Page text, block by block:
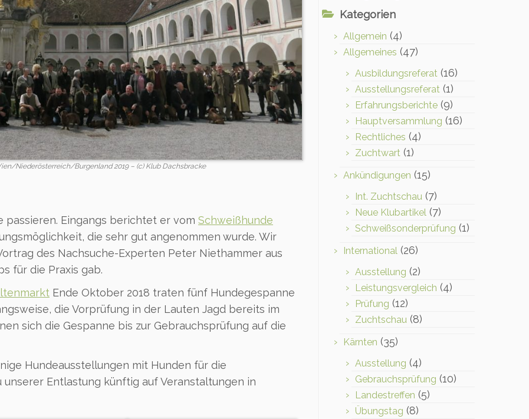
Niederösterreich/Burgenland 2019 – (c) Klub Dachsbracke
passieren. Eingangs berichtet er vom Schweißhunde
die sehr gut angenommen wurde. Wir
des Nachsuche-Experten Peter Niethammer aus
für die Praxis gab.
Ende Oktober 2018 traten fünf Hundegespanne
die Vorprüfung in der Lauten Jagd bereits im
sich die Gespanne bis zur Gebrauchsprüfung auf die
Hundeausstellungen mit Hunden für die
Entlastung künftig auf Veranstaltungen in
Kategorien
Allgemein (4)
Allgemeines (47)
Ausbildungsreferat (16)
Ausstellungsreferat (1)
Erfahrungsberichte (9)
Hauptversammlung (16)
Rechtliches (4)
Zuchtwart (1)
Ankündigungen (15)
Int. Zuchtschau (7)
Neue Klubartikel (7)
Schweißsonderprüfung (1)
International (26)
Ausstellung (2)
Leistungsvergleich (4)
Prüfung (12)
Zuchtschau (8)
Kärnten (35)
Ausstellung (4)
Gebrauchsprüfung (10)
Landestreffen (5)
Übungstag (8)